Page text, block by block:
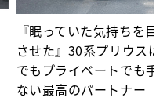
『眠っていた気持ちを目
させた』30系プリウスは
でもプライベートでも手
ない最高のパートナー